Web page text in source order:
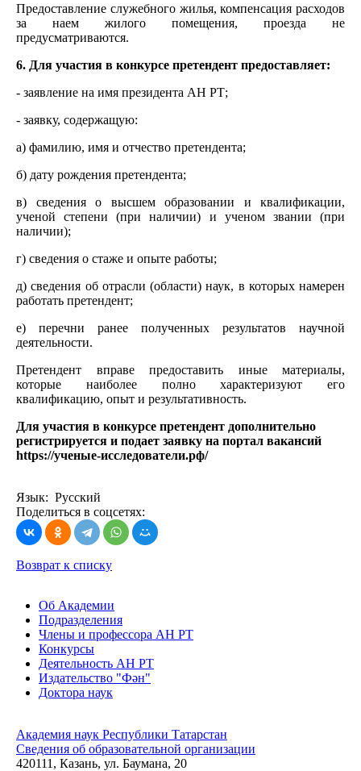
Предоставление служебного жилья, компенсация расходов
за наем жилого помещения, проезда не
предусматриваются.
6. Для участия в конкурсе претендент предоставляет:
- заявление на имя президента АН РТ;
- заявку, содержащую:
а) фамилию, имя и отчество претендента;
б) дату рождения претендента;
в) сведения о высшем образовании и квалификации,
ученой степени (при наличии) и ученом звании (при
наличии);
г) сведения о стаже и опыте работы;
д) сведения об отрасли (области) наук, в которых намерен
работать претендент;
е) перечни ранее полученных результатов научной
деятельности.
Претендент вправе предоставить иные материалы,
которые наиболее полно характеризуют его
квалификацию, опыт и результативность.
Для участия в конкурсе претендент дополнительно
регистрируется и подает заявку на портал вакансий
https://ученые-исследователи.рф/
Язык: Русский
Поделиться в соцсетях:
Возврат к списку
Об Академии
Подразделения
Члены и профессора АН РТ
Конкурсы
Деятельность АН РТ
Издательство "Фән"
Доктора наук
Академия наук Республики Татарстан
Сведения об образовательной организации
420111, Казань, ул. Баумана, 20